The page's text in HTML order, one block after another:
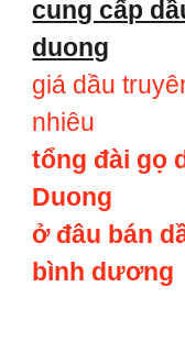
cung cấp
duong
giá dầu
nhiêu
tổng đài gọ
Duong
ở đâu bán
bình dương